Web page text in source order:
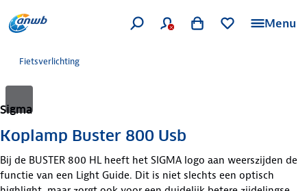
Menu
Fietsverlichting
Sigma
Koplamp Buster 800 Usb
Bij de BUSTER 800 HL heeft het SIGMA logo aan weerszijden de
functie van een Light Guide. Dit is niet slechts een optisch